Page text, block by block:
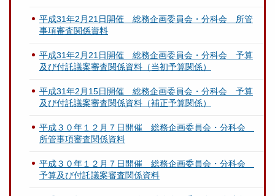
平成31年2月21日開催 総務企画委員会・分科会 所管
事項審査関係資料
平成31年2月21日開催 総務企画委員会・分科会 予算
及び付託議案審査関係資料（当初予算関係）
平成31年2月15日開催 総務企画委員会・分科会 予算
及び付託議案審査関係資料（補正予算関係）
平成３０年１２月７日開催 総務企画委員会・分科会
所管事項審査関係資料
平成３０年１２月７日開催 総務企画委員会・分科会
予算及び付託議案審査関係資料